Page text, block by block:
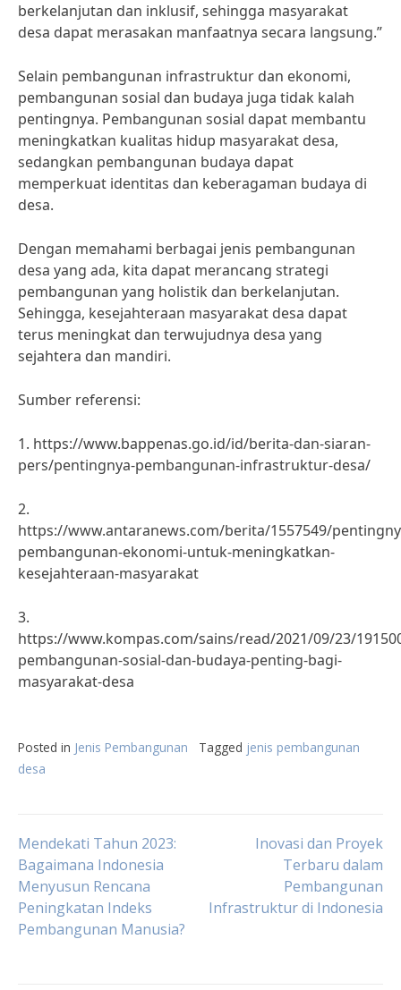
berkelanjutan dan inklusif, sehingga masyarakat
desa dapat merasakan manfaatnya secara langsung.”
Selain pembangunan infrastruktur dan ekonomi,
pembangunan sosial dan budaya juga tidak kalah
pentingnya. Pembangunan sosial dapat membantu
meningkatkan kualitas hidup masyarakat desa,
sedangkan pembangunan budaya dapat
memperkuat identitas dan keberagaman budaya di
desa.
Dengan memahami berbagai jenis pembangunan
desa yang ada, kita dapat merancang strategi
pembangunan yang holistik dan berkelanjutan.
Sehingga, kesejahteraan masyarakat desa dapat
terus meningkat dan terwujudnya desa yang
sejahtera dan mandiri.
Sumber referensi:
1. https://www.bappenas.go.id/id/berita-dan-siaran-
pers/pentingnya-pembangunan-infrastruktur-desa/
2.
https://www.antaranews.com/berita/1557549/
pembangunan-ekonomi-untuk-meningkatkan-
kesejahteraan-masyarakat
3.
https://www.kompas.com/sains/read/2021/09/23/
pembangunan-sosial-dan-budaya-penting-bagi-
masyarakat-desa
Posted in Jenis Pembangunan Tagged jenis pembangunan
desa
Post
navigation
Mendekati Tahun 2023:
Bagaimana Indonesia
Menyusun Rencana
Peningkatan Indeks
Pembangunan Manusia?
Inovasi dan Proyek
Terbaru dalam
Pembangunan
Infrastruktur di Indonesia